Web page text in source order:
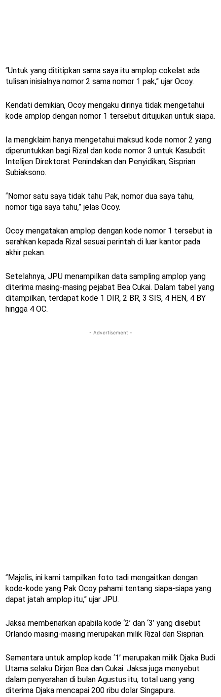
“Untuk yang dititipkan sama saya itu amplop cokelat ada
tulisan inisialnya nomor 2 sama nomor 1 pak,” ujar Ocoy.
Kendati demikian, Ocoy mengaku dirinya tidak mengetahui
kode amplop dengan nomor 1 tersebut ditujukan untuk siapa.
Ia mengklaim hanya mengetahui maksud kode nomor 2 yang
diperuntukkan bagi Rizal dan kode nomor 3 untuk Kasubdit
Intelijen Direktorat Penindakan dan Penyidikan, Sisprian
Subiaksono.
“Nomor satu saya tidak tahu Pak, nomor dua saya tahu,
nomor tiga saya tahu,” jelas Ocoy.
Ocoy mengatakan amplop dengan kode nomor 1 tersebut ia
serahkan kepada Rizal sesuai perintah di luar kantor pada
akhir pekan.
Setelahnya, JPU menampilkan data sampling amplop yang
diterima masing-masing pejabat Bea Cukai. Dalam tabel yang
ditampilkan, terdapat kode 1 DIR, 2 BR, 3 SIS, 4 HEN, 4 BY
hingga 4 OC.
- Advertisement -
“Majelis, ini kami tampilkan foto tadi mengaitkan dengan
kode-kode yang Pak Ocoy pahami tentang siapa-siapa yang
dapat jatah amplop itu,” ujar JPU.
Jaksa membenarkan apabila kode ‘2’ dan ‘3’ yang disebut
Orlando masing-masing merupakan milik Rizal dan Sisprian.
Sementara untuk amplop kode ‘1’ merupakan milik Djaka Budi
Utama selaku Dirjen Bea dan Cukai. Jaksa juga menyebut
dalam penyerahan di bulan Agustus itu, total uang yang
diterima Djaka mencapai 200 ribu dolar Singapura.